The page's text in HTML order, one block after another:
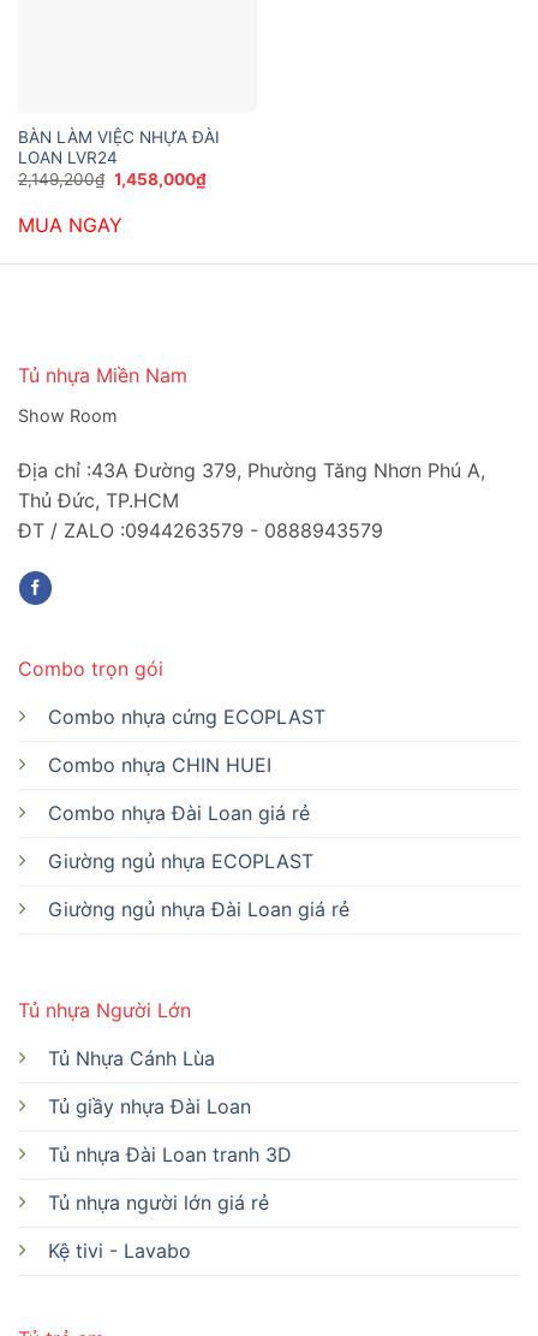
BÀN LÀM VIỆC NHỰA ĐÀI
LOAN LVR24
2,149,200₫ Giá
gốc
2,149,200₫.
1,458,000₫Giá
hiện
MUA NGAY
Tủ nhựa Miền Nam
Show Room
Địa chỉ :43A Đường 379, Phường Tăng Nhơn Phú A,
Thủ Đức, TP.HCM
ĐT / ZALO :0944263579 - 0888943579
Tủ nhựa Người Lớn
Tủ Nhựa Cánh Lùa
Tủ giầy nhựa Đài Loan
Tủ nhựa Đài Loan tranh 3D
Tủ nhựa người lớn giá rẻ
Kệ tivi - Lavabo
Combo trọn gói
Combo nhựa cứng ECOPLAST
Combo nhựa CHIN HUEI
Combo nhựa Đài Loan giá rẻ
Giường ngủ nhựa ECOPLAST
Giường ngủ nhựa Đài Loan giá rẻ